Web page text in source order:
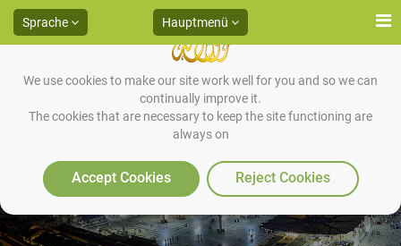
We use cookies to make our site work well for you and so we can
continually improve it.
The cookies that are necessary to keep the site functioning are
always on
Accept Cookies Reject Cookies
Sprache Hauptmenü
Wie das Weltall entstand